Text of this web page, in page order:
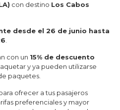
con destino Los Cabos
desde el 26 de junio hasta
.
con un 15% de descuento
y ya pueden utilizarse
paquetes.
ofrecer a tus pasajeros
preferenciales y mayor